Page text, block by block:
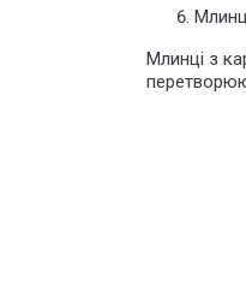
Млинці з